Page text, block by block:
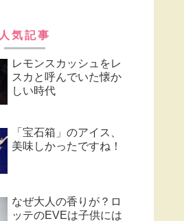
人気記事
レモンスカッシュをレ
スカと呼んでいた懐か
しい時代
「宝石箱」のアイス、
美味しかったですね！
なぜ大人の香りが？ロ
ッテのEVEは子供には